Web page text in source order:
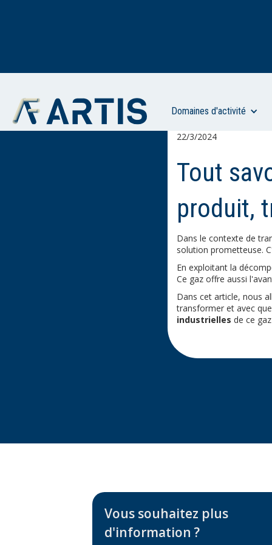
Domaines d'activité
22/3/2024
Tout
produit,
Dans le contexte de
solution prometteuse.
En exploitant la
Ce gaz offre aussi
Dans cet article, nous
transformer et avec
industrielles de ce
Vous souhaitez plus
d'information ?